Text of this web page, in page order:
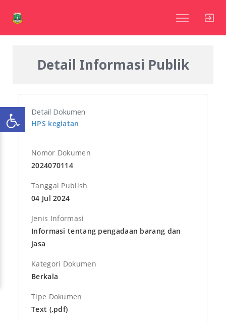
Detail Informasi Publik
Detail Dokumen
HPS kegiatan
Nomor Dokumen
2024070114
Tanggal Publish
04 Jul 2024
Jenis Informasi
Informasi tentang pengadaan barang dan
jasa
Kategori Dokumen
Berkala
Tipe Dokumen
Text (.pdf)